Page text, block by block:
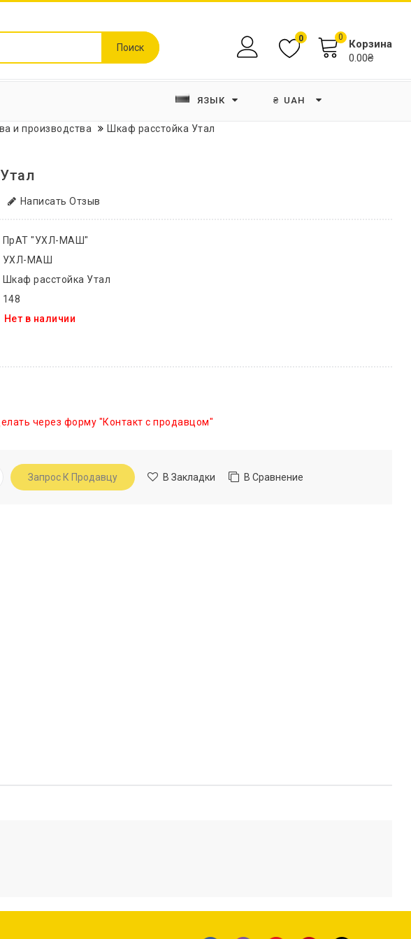
Поиск
0 0
Корзина
0.00₴
ЯЗЫК ₴ UAH
и производства Шкаф расстойка Утал
Написать Отзыв
ПрАТ "УХЛ-МАШ"
УХЛ-МАШ
Шкаф расстойка Утал
148
Нет в наличии
через форму "Контакт с продавцом"
Запрос К Продавцу В Закладки В Сравнение